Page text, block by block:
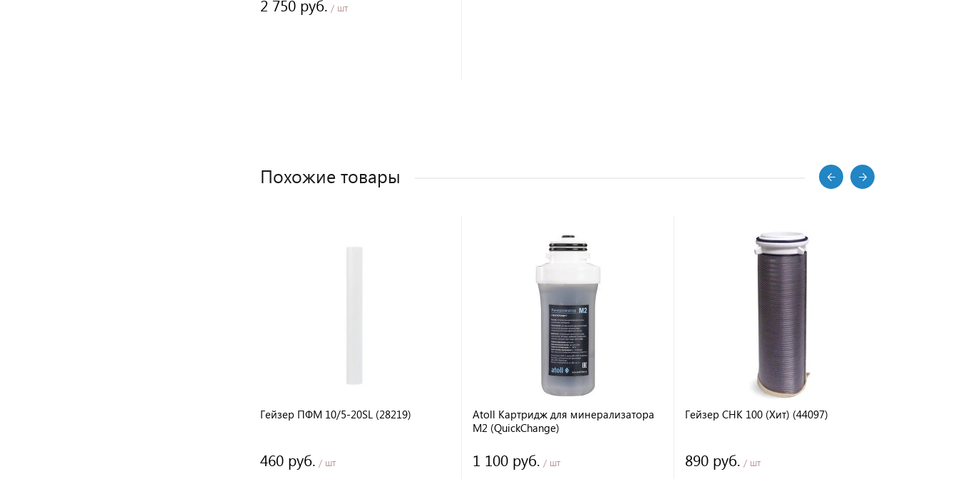
2 750 руб. / шт
Похожие товары
Гейзер ПФМ 10/5-20SL (28219)
460 руб. / шт
Atoll Картридж для минерализатора
M2 (QuickChange)
1 100 руб. / шт
Гейзер СНК 100 (Хит) (44097)
890 руб. / шт